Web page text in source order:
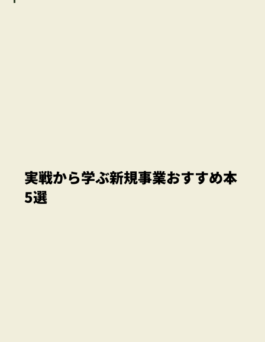
実戦から学ぶ新規事業おすすめ本
5選